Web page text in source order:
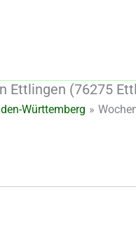
Ettlingen (76275
Württemberg